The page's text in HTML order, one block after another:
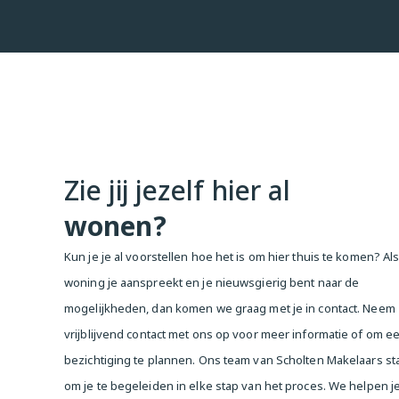
picturesque Geuzenkade. Comfortable, well laid out and
redeemed leasehold land, this is a home that combines
location.
Upon entering, you are welcomed by a generous living
wonderfully light thanks to the additional windows of the
ample space for both a seating area and a dining area. The
well-proportioned bedrooms are ideally suited as a master
room, guest room, or home office. The bathroom features
Zie jij jezelf hier al
wonen?
Kun je je al voorstellen hoe het is om hier thuis te komen?
woning je aanspreekt en je nieuwsgierig bent naar de
mogelijkheden, dan komen we graag met je in contact. Neem
vrijblijvend contact met ons op voor meer informatie of om
bezichtiging te plannen. Ons team van Scholten Makelaars
om je te begeleiden in elke stap van het proces. We helpen